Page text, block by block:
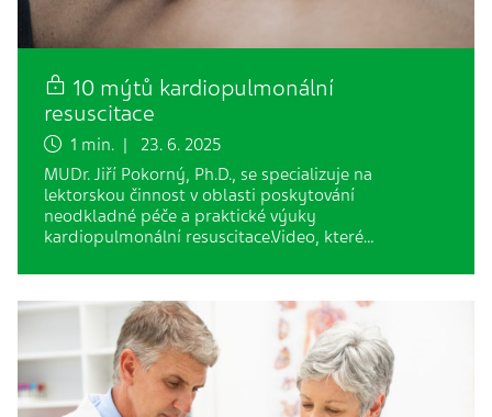
10 mýtů kardiopulmonální
resuscitace
1 min. | 23. 6. 2025
MUDr. Jiří Pokorný, Ph.D., se specializuje na
lektorskou činnost v oblasti poskytování
neodkladné péče a praktické výuky
kardiopulmonální resuscitace.Video, které…